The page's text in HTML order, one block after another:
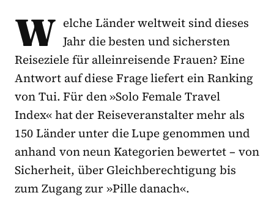
W elche Länder weltweit sind dieses
Jahr die besten und sichersten
Reiseziele für alleinreisende Frauen? Eine
Antwort auf diese Frage liefert ein Ranking
von Tui. Für den »Solo Female Travel
Index« hat der Reiseveranstalter mehr als
150 Länder unter die Lupe genommen und
anhand von neun Kategorien bewertet – von
Sicherheit, über Gleichberechtigung bis
zum Zugang zur »Pille danach«.